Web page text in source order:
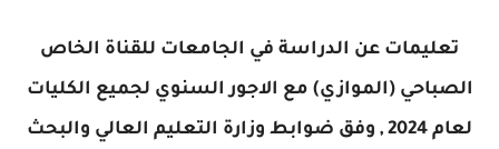
تعليمات عن الدراسة في الجامعات للقناة الخاص
الصباحي (الموازي) مع الاجور السنوي لجميع الكليات
لعام 2024 , وفق ضوابط وزارة التعليم العالي والبحث